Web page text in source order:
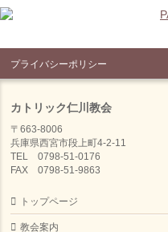
プライバシーポリシー
カトリック仁川教会
〒663-8006
兵庫県西宮市段上町4-2-11
TEL 0798-51-0176
FAX 0798-51-9863
トップページ
教会案内